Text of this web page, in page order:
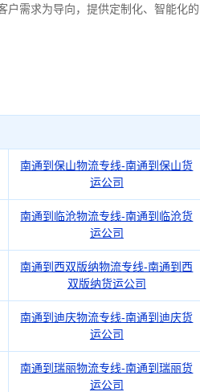
户需求为导向，提供定制化、智能化的
南通到保山物流专线-南通到保山货
运公司
南通到临沧物流专线-南通到临沧货
运公司
南通到西双版纳物流专线-南通到西
双版纳货运公司
南通到迪庆物流专线-南通到迪庆货
运公司
南通到瑞丽物流专线-南通到瑞丽货
运公司